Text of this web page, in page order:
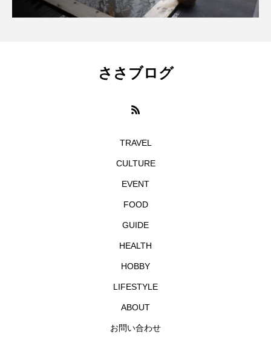
ささブログ
TRAVEL
CULTURE
EVENT
FOOD
GUIDE
HEALTH
HOBBY
LIFESTYLE
ABOUT
お問い合わせ